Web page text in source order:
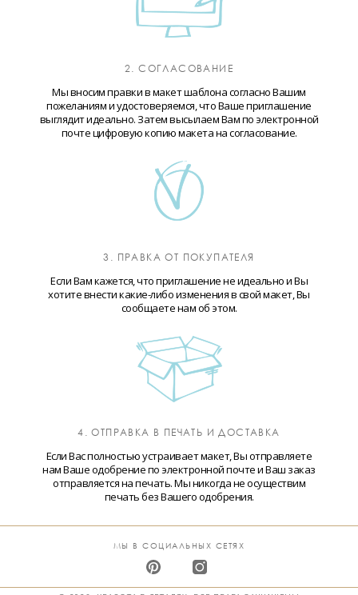
2. СОГЛАСОВАНИЕ
Мы вносим правки в макет шаблона согласно Вашим
пожеланиям и удостоверяемся, что Ваше приглашение
выглядит идеально. Затем высылаем Вам по электронной
почте цифровую копию макета на согласование.
3. ПРАВКА ОТ ПОКУПАТЕЛЯ
Если Вам кажется, что приглашение не идеально и Вы
хотите внести какие-либо изменения в свой макет, Вы
сообщаете нам об этом.
4. ОТПРАВКА В ПЕЧАТЬ И ДОСТАВКА
Если Вас полностью устраивает макет, Вы отправляете
нам Ваше одобрение по электронной почте и Ваш заказ
отправляется на печать. Мы никогда не осуществим
печать без Вашего одобрения.
МЫ В СОЦИАЛЬНЫХ СЕТЯХ